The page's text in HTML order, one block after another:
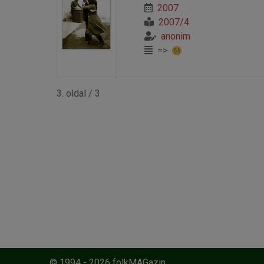
2007
2007/4
anonim
=>
3. oldal / 3